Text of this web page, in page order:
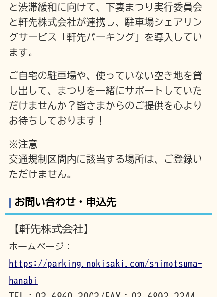
と渋滞緩和に向けて、下妻まつり実行委員会
と軒先株式会社が連携し、駐車場シェアリン
グサービス「軒先パーキング」を導入してい
ます。
ご自宅の駐車場や、使っていない空き地を貸
し出して、まつりを一緒にサポートしていた
だけませんか？皆さまからのご提供を心より
お待ちしております！
※注意
交通規制区間内に該当する場所は、ご登録い
ただけません。
お問い合わせ・申込先
【軒先株式会社】
ホームページ：
https://parking.nokisaki.com/shimotsuma-
hanabi